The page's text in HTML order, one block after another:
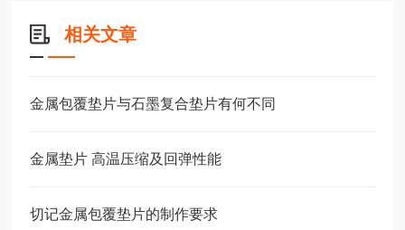
相关文章
金属包覆垫片与石墨复合垫片有何不同
金属垫片 高温压缩及回弹性能
切记金属包覆垫片的制作要求